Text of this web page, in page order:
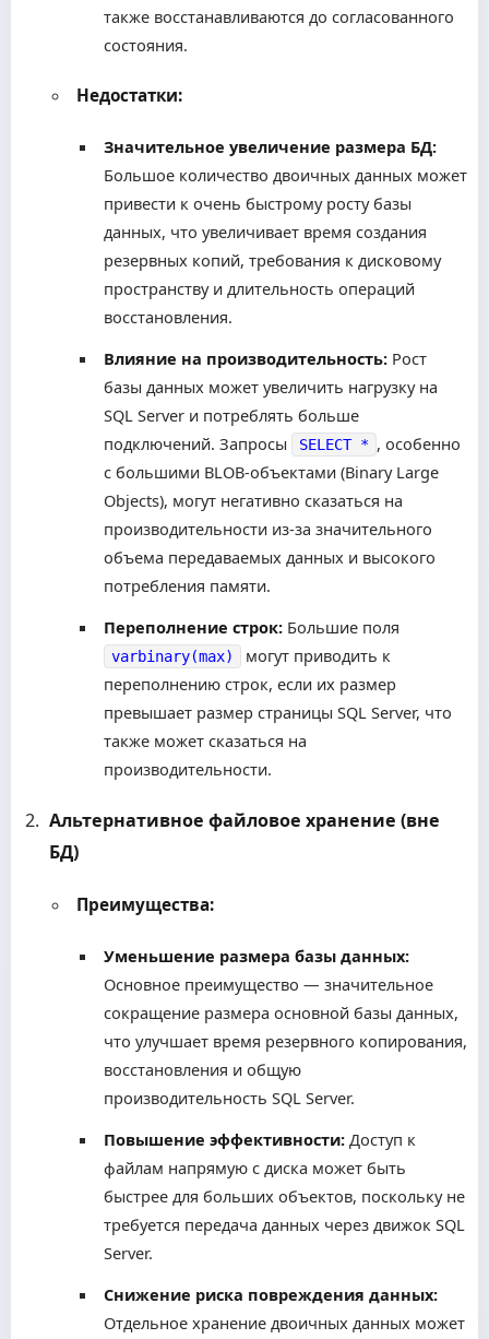
также восстанавливаются до согласованного
состояния.
Недостатки:
Значительное увеличение размера БД:
Большое количество двоичных данных может
привести к очень быстрому росту базы
данных, что увеличивает время создания
резервных копий, требования к дисковому
пространству и длительность операций
восстановления.
Влияние на производительность: Рост
базы данных может увеличить нагрузку на
SQL Server и потреблять больше
подключений. Запросы
SELECT * , особенно
с большими BLOB-объектами (Binary Large
Objects), могут негативно сказаться на
производительности из-за значительного
объема передаваемых данных и высокого
потребления памяти.
Переполнение строк: Большие поля
varbinary(max)
могут приводить к
переполнению строк, если их размер
превышает размер страницы SQL Server, что
также может сказаться на
производительности.
Альтернативное файловое хранение (вне
БД)
Преимущества:
Уменьшение размера базы данных:
Основное преимущество — значительное
сокращение размера основной базы данных,
что улучшает время резервного копирования,
восстановления и общую
производительность SQL Server.
Повышение эффективности: Доступ к
файлам напрямую с диска может быть
быстрее для больших объектов, поскольку не
требуется передача данных через движок SQL
Server.
Снижение риска повреждения данных:
Отдельное хранение двоичных данных может